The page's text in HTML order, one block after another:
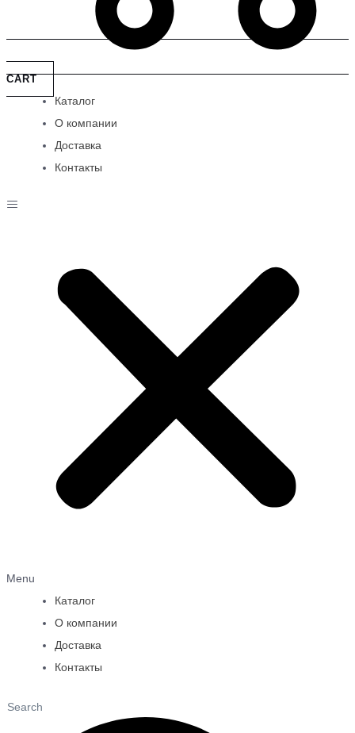
CART
Каталог
О компании
Доставка
Контакты
Menu
Каталог
О компании
Доставка
Контакты
Search